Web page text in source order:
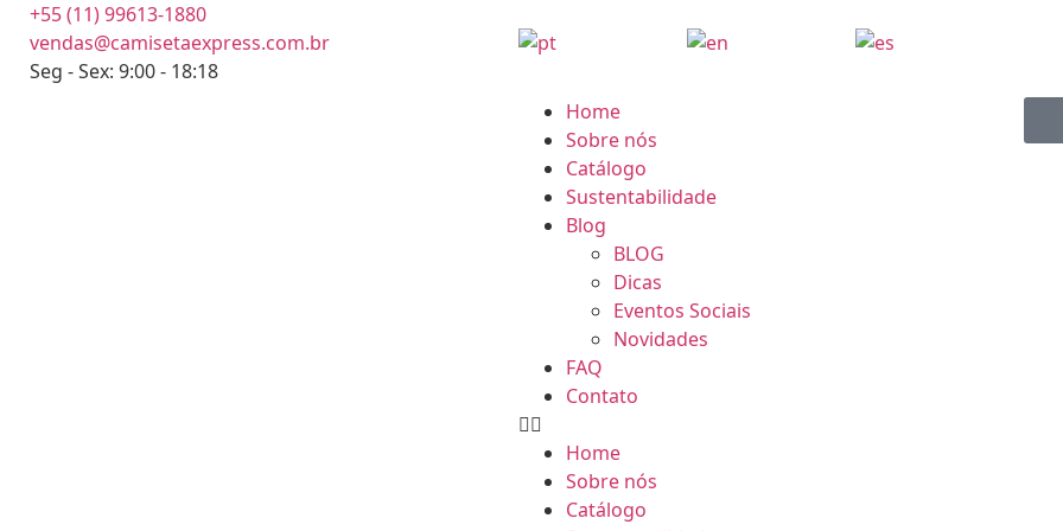
+55 (11) 99613-1880
vendas@camisetaexpress.com.br
Seg - Sex: 9:00 - 18:18
Home
Sobre nós
Catálogo
Sustentabilidade
Blog
BLOG
Dicas
Eventos Sociais
Novidades
FAQ
Contato
Home
Sobre nós
Catálogo